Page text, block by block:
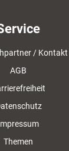
/ Kontakt
AGB
Themen